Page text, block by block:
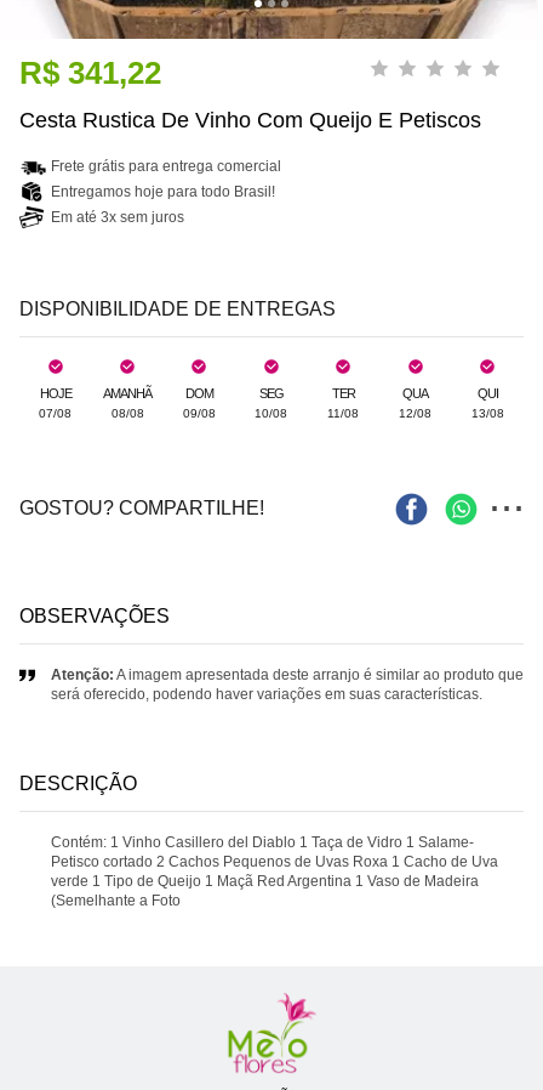
R$ 341,22
Cesta Rustica De Vinho Com Queijo E Petiscos
Frete grátis para entrega comercial
Entregamos hoje para todo Brasil!
Em até 3x sem juros
DISPONIBILIDADE DE ENTREGAS
HOJE
07/08
AMANHÃ
08/08
DOM
09/08
SEG
10/08
TER
11/08
QUA
12/08
QUI
13/08
GOSTOU? COMPARTILHE! ...
OBSERVAÇÕES
Atenção: A imagem apresentada deste arranjo é similar ao produto que
será oferecido, podendo haver variações em suas características.
DESCRIÇÃO
Contém: 1 Vinho Casillero del Diablo 1 Taça de Vidro 1 Salame-
Petisco cortado 2 Cachos Pequenos de Uvas Roxa 1 Cacho de Uva
verde 1 Tipo de Queijo 1 Maçã Red Argentina 1 Vaso de Madeira
(Semelhante a Foto